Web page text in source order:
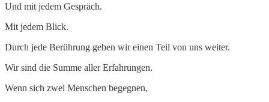
Und mit jedem Gespräch.
Mit jedem Blick.
Durch jede Berührung geben wir einen Teil von uns weiter.
Wir sind die Summe aller Erfahrungen.
Wenn sich zwei Menschen begegnen,